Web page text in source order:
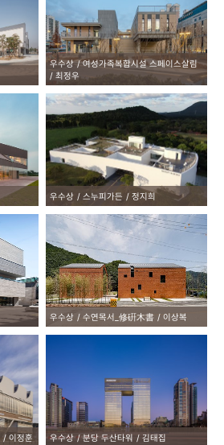
우수상
여성가족복합시설 스페이스살림
최정우
우수상 스누피가든 정지희
우수상 수연목서_修硏木書 이상복
이정훈 우수상 분당 두산타워 김태집